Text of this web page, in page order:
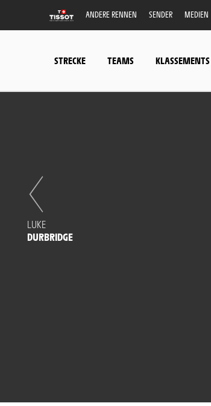
ANDERE RENNEN SENDER MEDIEN
STRECKE TEAMS KLASSEMENTS
LUKE
DURBRIDGE